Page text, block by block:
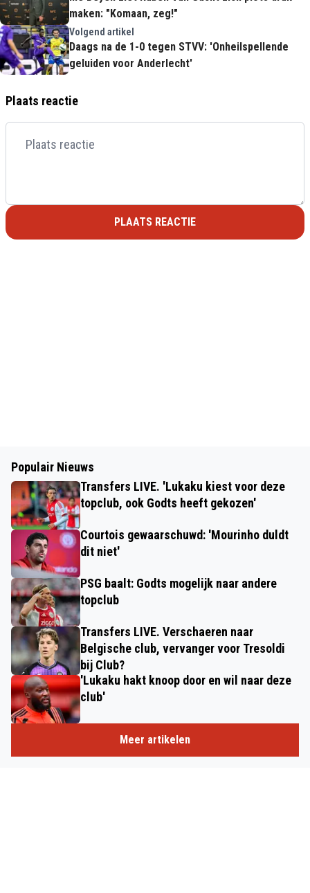
maken: "Komaan, zeg!"
Volgend artikel
Daags na de 1-0 tegen STVV: 'Onheilspellende
geluiden voor Anderlecht'
Plaats reactie
PLAATS REACTIE
Populair Nieuws
Transfers LIVE. 'Lukaku kiest voor deze
topclub, ook Godts heeft gekozen'
Courtois gewaarschuwd: 'Mourinho duldt
dit niet'
PSG baalt: Godts mogelijk naar andere
topclub
Transfers LIVE. Verschaeren naar
Belgische club, vervanger voor Tresoldi
bij Club?
'Lukaku hakt knoop door en wil naar deze
club'
Meer artikelen